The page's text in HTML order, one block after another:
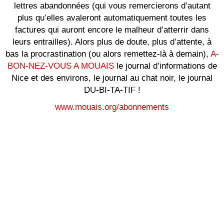
lettres abandonnées (qui vous remercierons d’autant
plus qu’elles avaleront automatiquement toutes les
factures qui auront encore le malheur d’atterrir dans
leurs entrailles). Alors plus de doute, plus d’attente, à
bas la procrastination (ou alors remettez-là à demain), A-
BON-NEZ-VOUS A MOUAISle journal d’informations de
Nice et des environs, le journal au chat noir, le journal
DU-BI-TA-TIF !
www.mouais.org/abonnements